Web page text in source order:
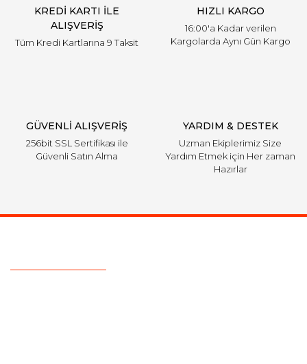
KREDİ KARTI İLE
ALIŞVERİŞ
Tüm Kredi Kartlarına 9 Taksit
HIZLI KARGO
16:00'a Kadar verilen
Kargolarda Aynı Gün Kargo
GÜVENLİ ALIŞVERİŞ
256bit SSL Sertifikası ile
Güvenli Satın Alma
YARDIM & DESTEK
Uzman Ekiplerimiz Size
Yardım Etmek için Her zaman
Hazırlar